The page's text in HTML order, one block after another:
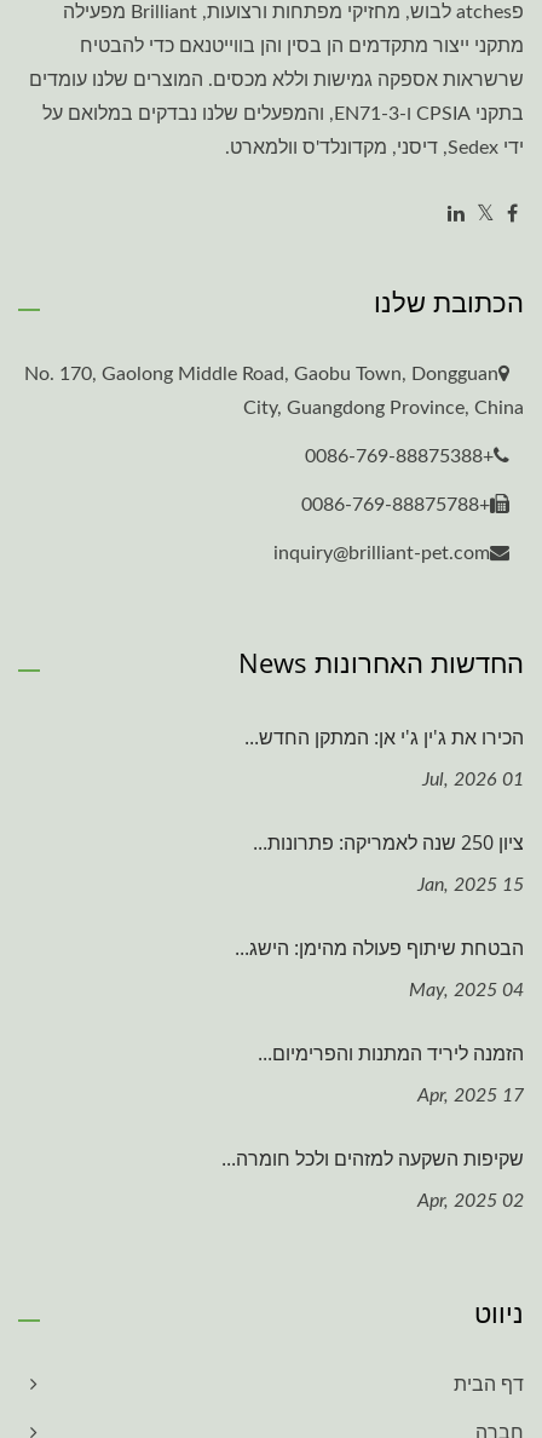
פatches לבוש, מחזיקי מפתחות ורצועות, Brilliant מפעילה
מתקני ייצור מתקדמים הן בסין והן בווייטנאם כדי להבטיח
שרשראות אספקה גמישות וללא מכסים. המוצרים שלנו עומדים
בתקני CPSIA ו-EN71-3, והמפעלים שלנו נבדקים במלואם על
ידי Sedex, דיסני, מקדונלד'ס וולמארט.
הכתובת שלנו
No. 170, Gaolong Middle Road, Gaobu Town, Dongguan
City, Guangdong Province, China
+0086-769-88875388
+0086-769-88875788
inquiry@brilliant-pet.com
החדשות האחרונות News
הכירו את ג'ין ג'י אן: המתקן החדש...
01 Jul, 2026
ציון 250 שנה לאמריקה: פתרונות...
15 Jan, 2025
הבטחת שיתוף פעולה מהימן: הישג...
04 May, 2025
הזמנה ליריד המתנות והפרימיום...
17 Apr, 2025
שקיפות השקעה למזהים ולכל חומרה...
02 Apr, 2025
ניווט
דף הבית
חברה